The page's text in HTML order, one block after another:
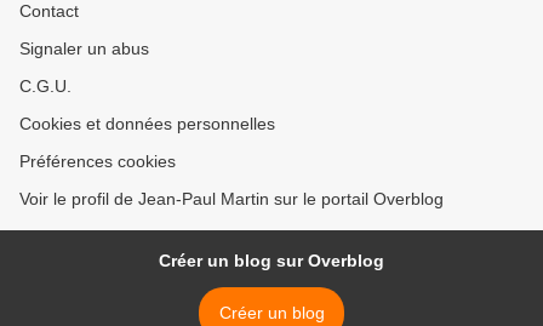
Contact
Signaler un abus
C.G.U.
Cookies et données personnelles
Préférences cookies
Voir le profil de Jean-Paul Martin sur le portail Overblog
Créer un blog sur Overblog
Créer un blog